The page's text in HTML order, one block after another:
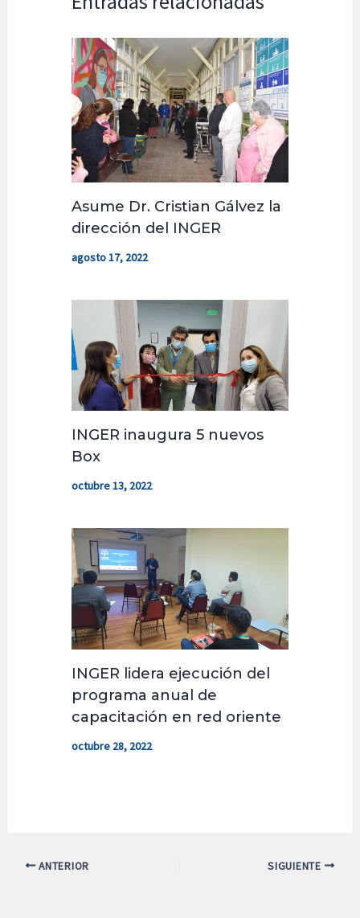
Asume Dr. Cristian Gálvez la
dirección del INGER
agosto 17, 2022
INGER inaugura 5 nuevos
Box
octubre 13, 2022
INGER lidera ejecución del
programa anual de
capacitación en red oriente
octubre 28, 2022
ANTERIOR SIGUIENTE